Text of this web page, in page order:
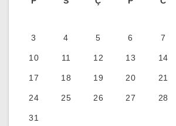
3 4 5 6 7
10 11 12 13 14
17 18 19 20 21
24 25 26 27 28
31